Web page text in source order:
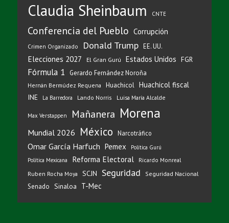
Claudia Sheinbaum CNTE
Conferencia del Pueblo Corrupción
Crimen Organizado Donald Trump EE. UU.
Elecciones 2027 El Gran Gurú Estados Unidos FGR
Fórmula 1 Gerardo Fernández Noroña
Hernán Bermúdez Requena Huachicol Huachicol fiscal
INE La Barredora Lando Norris Luisa María Alcalde
Max Verstappen Mañanera Morena
Mundial 2026 México Narcotráfico
Omar García Harfuch Pemex
Política Gurú
Política Mexicana
Reforma Electoral
Ricardo Monreal
Ruben Rocha Moya
SCJN Seguridad Seguridad Nacional
Senado Sinaloa T-Mec